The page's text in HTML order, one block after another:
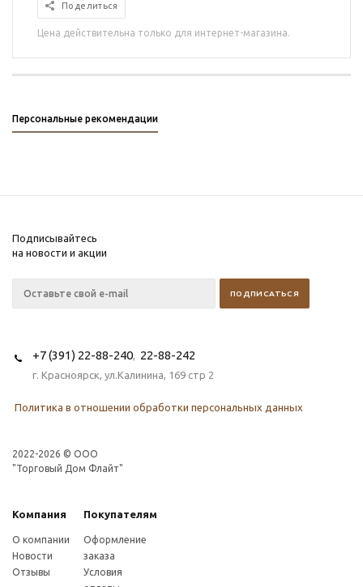
Поделиться
Цена действительна только для интернет-магазина.
Персональные рекомендации
Подписывайтесь
на новости и акции
+7 (391) 22-88-240, 22-88-242
г. Красноярск, ул.Калинина, 169 стр 2
Политика в отношении обработки персональных данных
2022-2026 © OOO
"Торговый Дом Флайт"
Компания Покупателям
О компании
Новости
Отзывы
Оформление
заказа
Условия